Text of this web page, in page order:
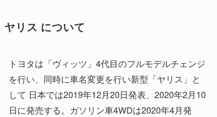
ヤリス について
トヨタは「ヴィッツ」4代目のフルモデルチェンジ
を行い、同時に車名変更を行い新型「ヤリス」と
して 日本では2019年12月20日発表、2020年2月10
日に発売する。ガソリン車4WDは2020年4月発